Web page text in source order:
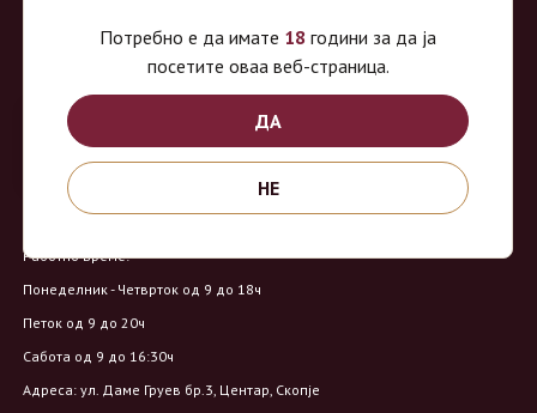
Овозможено од:
Продавница на Вино Маркет:
Работно време:
Понеделник - Четврток од 9 до 18ч
Петок од 9 до 20ч
Сабота од 9 до 16:30ч
Адреса: ул. Даме Груев бр.3, Центар, Скопје
Потребно е да имате 18 години за да ја
посетите оваа веб-страница.
ДА
НЕ